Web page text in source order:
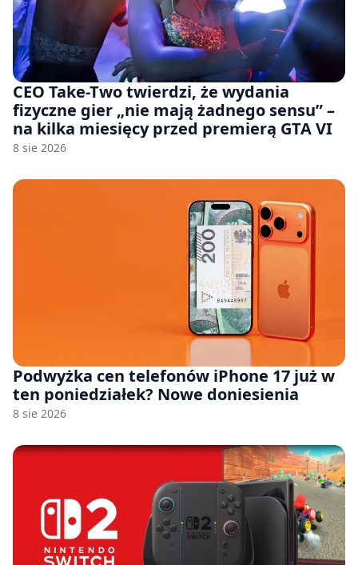
CEO Take-Two twierdzi, że wydania
fizyczne gier „nie mają żadnego sensu” –
na kilka miesięcy przed premierą GTA VI
8 sie 2026
Podwyżka cen telefonów iPhone 17 już w
ten poniedziałek? Nowe doniesienia
8 sie 2026